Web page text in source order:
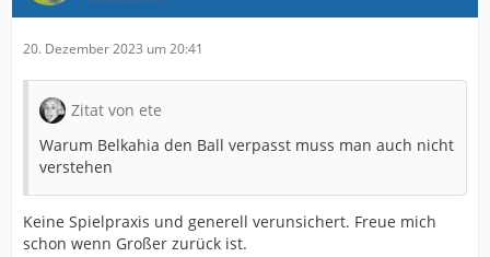
20. Dezember 2023 um 20:41
Zitat von ete
Warum Belkahia den Ball verpasst muss man auch nicht
verstehen
Keine Spielpraxis und generell verunsichert. Freue mich
schon wenn Großer zurück ist.